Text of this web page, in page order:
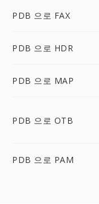
PDB 으로 FAX
PDB 으로 HDR
PDB 으로 MAP
PDB 으로 OTB
PDB 으로 PAM